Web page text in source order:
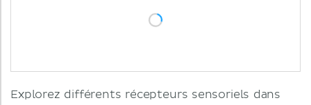
Explorez différents récepteurs sensoriels dans